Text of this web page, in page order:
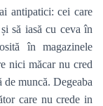
antipatici: cei care
să iasă cu ceva în
în magazinele
nici măcar nu cred
muncă. Degeaba
care nu crede in